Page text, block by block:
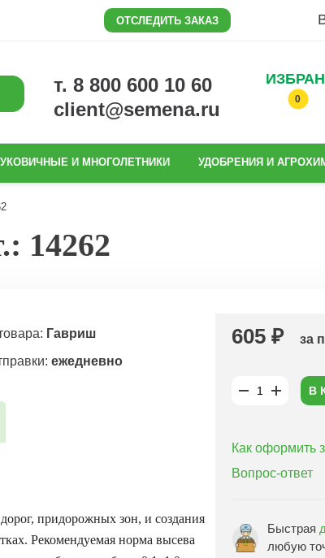
ОТСЛЕДИТЬ ЗАКАЗ
т. 8 800 600 10 60
client@semena.ru
0
И МНОГОЛЕТНИКИ УДОБРЕНИЯ И
14262
Гавриш
ежедневно
придорожных зон, и создания
Рекомендуемая норма высева
605 ₽ за
В
Как оформить
Вопрос-ответ
Быстрая
любую